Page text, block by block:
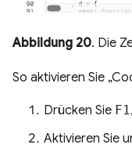
Abbildung 20. Die
So aktivieren Sie
Drücken Sie F1
Aktivieren Sie